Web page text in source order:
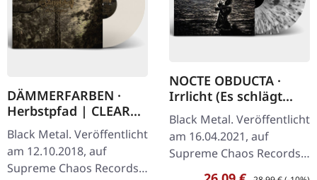
DÄMMERFARBEN ·
Herbstpfad | CLEAR
LP
Black Metal. Veröffentlicht
am 12.10.2018, auf
Supreme Chaos Records.
NOCTE OBDUCTA ·
Irrlicht (Es schlägt
dem Mond ein kaltes
Herz) | SPLATTER 2LP
Black Metal. Veröffentlicht
am 16.04.2021, auf
Supreme Chaos Records.
Ultra Clear Doppel-Vinyl
Regulärer Preis: